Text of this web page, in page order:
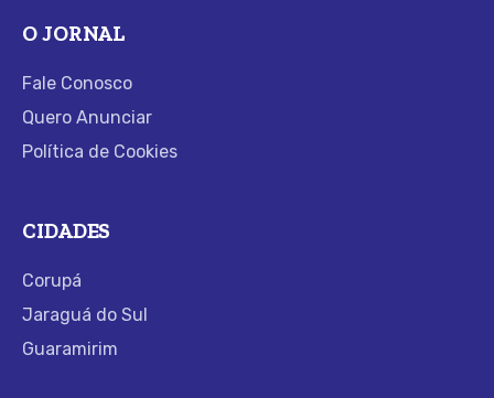
O JORNAL
Fale Conosco
Quero Anunciar
Política de Cookies
CIDADES
Corupá
Jaraguá do Sul
Guaramirim